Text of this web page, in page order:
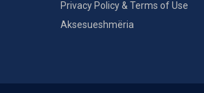
Privacy Policy & Terms of Use
Aksesueshmëria